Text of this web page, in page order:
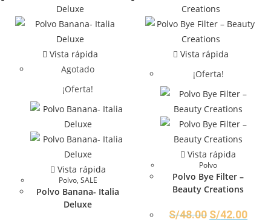
Vista rápida
Agotado
¡Oferta!
Vista rápida
Polvo, SALE
Polvo Banana- Italia
Deluxe
Vista rápida
¡Oferta!
Vista rápida
Polvo
Polvo Bye Filter –
Beauty Creations
S/48.00 S/42.00